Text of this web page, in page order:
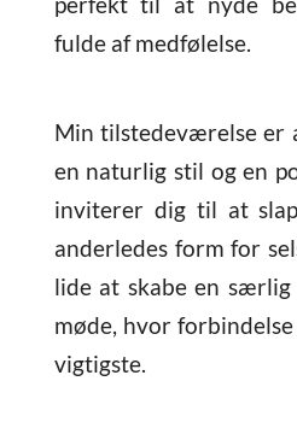
fulde af medfølelse.
Min tilstedeværelse er
en naturlig stil og en
inviterer dig til at
anderledes form for
lide at skabe en
møde, hvor
vigtigste.